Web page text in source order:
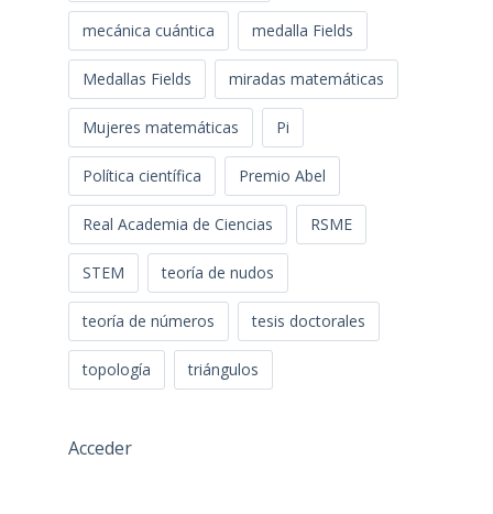
mecánica cuántica medalla Fields
Medallas Fields miradas matemáticas
Mujeres matemáticas Pi
Política científica Premio Abel
Real Academia de Ciencias RSME
STEM teoría de nudos
teoría de números tesis doctorales
topología triángulos
Acceder